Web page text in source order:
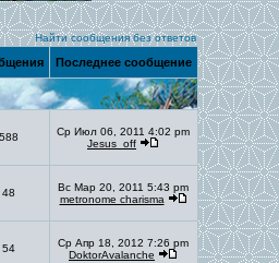
Найти сообщения без ответов
Последнее сообщение
588
Ср Июл 06, 2011 4:02 pm
Jesus_off
48
Вс Мар 20, 2011 5:43 pm
metronome charisma
54
Ср Апр 18, 2012 7:26 pm
DoktorAvalanche